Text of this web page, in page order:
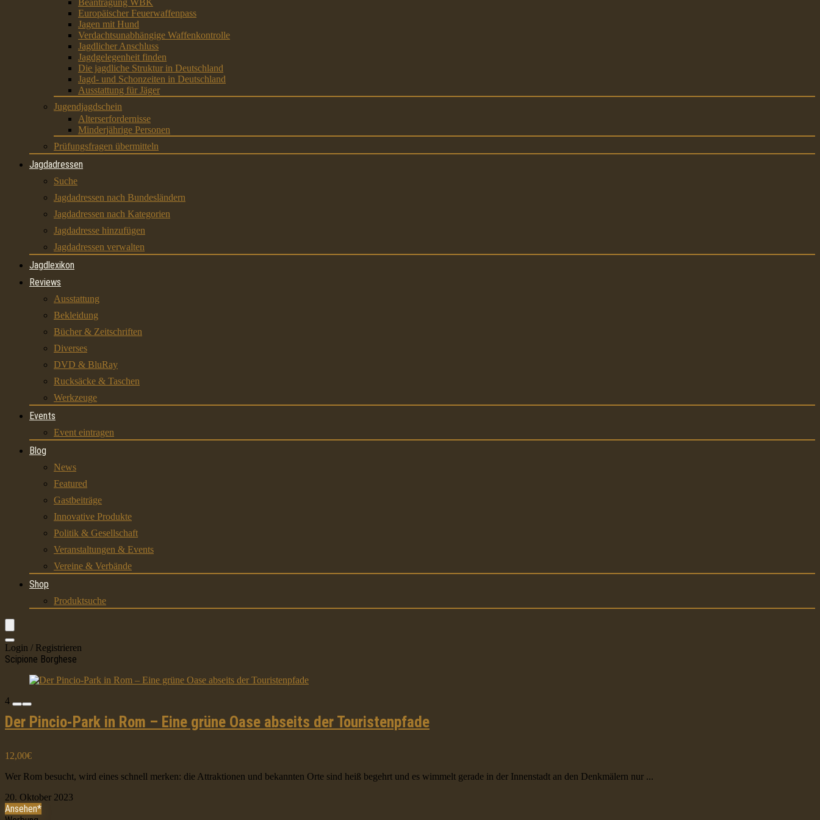
Beantragung WBK
Europäischer Feuerwaffenpass
Jagen mit Hund
Verdachtsunabhängige Waffenkontrolle
Jagdlicher Anschluss
Jagdgelegenheit finden
Die jagdliche Struktur in Deutschland
Jagd- und Schonzeiten in Deutschland
Ausstattung für Jäger
Jugendjagdschein
Alterserfordernisse
Minderjährige Personen
Prüfungsfragen übermitteln
Jagdadressen
Suche
Jagdadressen nach Bundesländern
Jagdadressen nach Kategorien
Jagdadresse hinzufügen
Jagdadressen verwalten
Jagdlexikon
Reviews
Ausstattung
Bekleidung
Bücher & Zeitschriften
Diverses
DVD & BluRay
Rucksäcke & Taschen
Werkzeuge
Events
Event eintragen
Blog
News
Featured
Gastbeiträge
Innovative Produkte
Politik & Gesellschaft
Veranstaltungen & Events
Vereine & Verbände
Shop
Produktsuche
Login / Registrieren
Scipione Borghese
4
Der Pincio-Park in Rom – Eine grüne Oase abseits der Touristenpfade
12,00€
Wer Rom besucht, wird eines schnell merken: die Attraktionen und bekannten Orte sind heiß begehrt und es wimmelt gerade in der Innenstadt an den Denkmälern nur ...
20. Oktober 2023
Ansehen*